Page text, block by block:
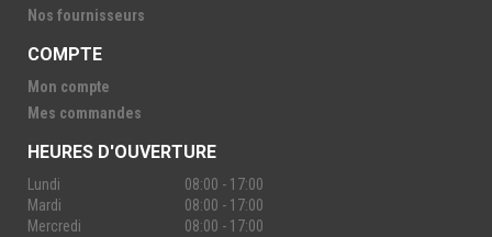
Nos fournisseurs
COMPTE
Mon compte
Mes commandes
HEURES D'OUVERTURE
Lundi
08:00 - 17:00
Mardi
08:00 - 17:00
Mercredi
08:00 - 17:00